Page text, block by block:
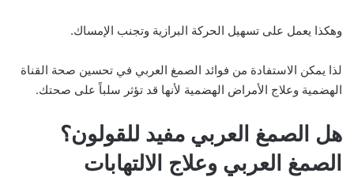
وهكذا يعمل على تسهيل الحركة البرازية وتجنب الإمساك.
لذا يمكن الاستفادة من فوائد الصمغ العربي في تحسين صحة القناة
الهضمية وعلاج الأمراض الهضمية لأنها قد تؤثر سلباً على صحتك.
هل الصمغ العربي مفيد للقولون؟
الصمغ العربي وعلاج الالتهابات